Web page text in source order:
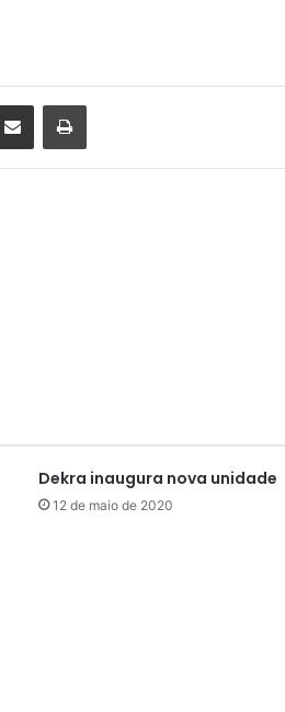
Compartilhar via e-mail Imprimir
Dekra inaugura nova unidade
12 de maio de 2020